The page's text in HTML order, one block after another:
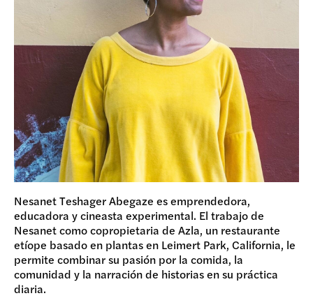
Nesanet Teshager Abegaze es emprendedora,
educadora y cineasta experimental. El trabajo de
Nesanet como copropietaria de Azla, un restaurante
etíope basado en plantas en Leimert Park, California, le
permite combinar su pasión por la comida, la
comunidad y la narración de historias en su práctica
diaria.